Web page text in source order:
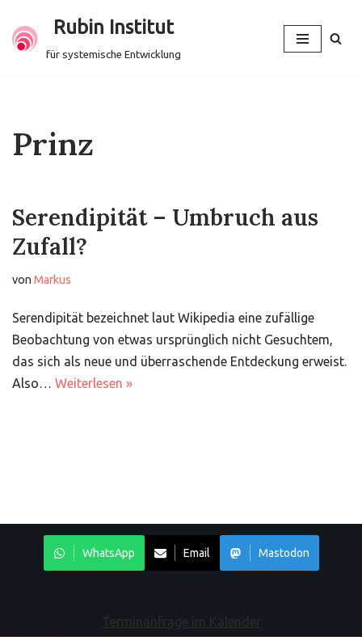
Zum
Rubin Institut
für systemische Entwicklung
Prinz
Serendipität – Umbruch aus
Zufall?
von Markus
Serendipität bezeichnet laut Wikipedia eine zufällige
Beobachtung von etwas ursprünglich nicht Gesuchtem,
das sich als neue und überraschende Entdeckung erweist.
Also… Weiterlesen »
WhatsApp Email Mastodon
Terminanfrage im Kalender